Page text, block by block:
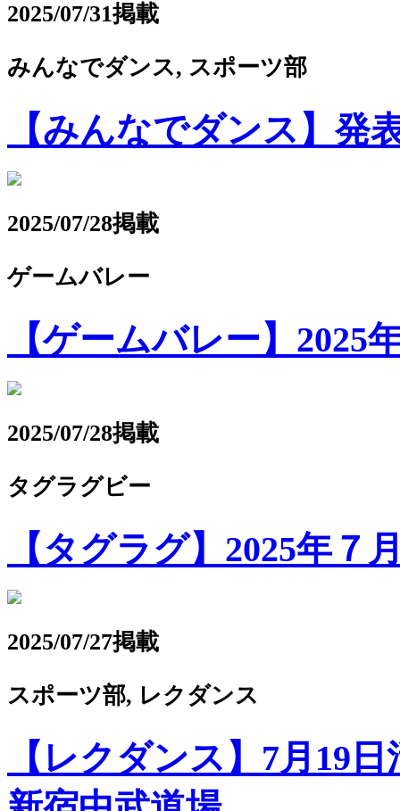
2025/07/31掲載
みんなでダンス, スポーツ部
【みんなでダンス】
2025/07/28掲載
ゲームバレー
【ゲームバレー】2025
2025/07/28掲載
タグラグビー
【タグラグ】2025年７
2025/07/27掲載
スポーツ部, レクダンス
【レクダンス】7月19